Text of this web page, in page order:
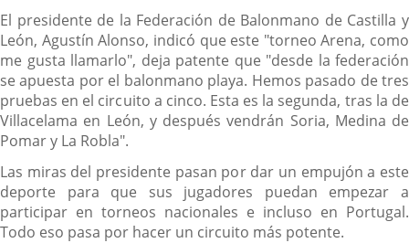
El presidente de la Federación de Balonmano de Castilla y
León, Agustín Alonso, indicó que este "torneo Arena, como
me gusta llamarlo", deja patente que "desde la federación
se apuesta por el balonmano playa. Hemos pasado de tres
pruebas en el circuito a cinco. Esta es la segunda, tras la de
Villacelama en León, y después vendrán Soria, Medina de
Pomar y La Robla".
Las miras del presidente pasan por dar un empujón a este
deporte para que sus jugadores puedan empezar a
participar en torneos nacionales e incluso en Portugal.
Todo eso pasa por hacer un circuito más potente.